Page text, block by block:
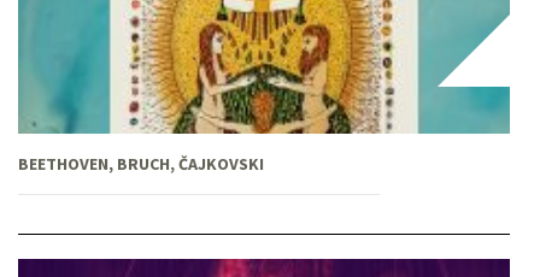
BEETHOVEN, BRUCH, ČAJKOVSKI